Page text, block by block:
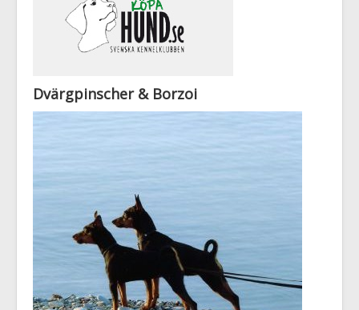
Dvärgpinscher & Borzoi